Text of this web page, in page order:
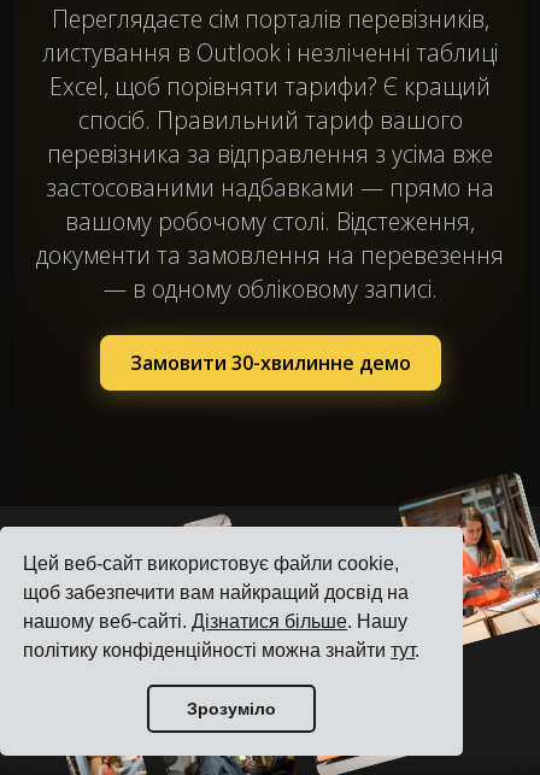
Цей веб-сайт використовує файли cookie,
щоб забезпечити вам найкращий досвід на
нашому веб-сайті.Дізнатися більше. Нашу
політику конфіденційності можна знайтитут.
Зрозуміло
Переглядаєте сім порталів перевізників,
листування в Outlook і незліченні таблиці
Excel, щоб порівняти тарифи? Є кращий
спосіб. Правильний тариф вашого
перевізника за відправлення з усіма вже
застосованими надбавками — прямо на
вашому робочому столі. Відстеження,
документи та замовлення на перевезення
— в одному обліковому записі.
Замовити 30-хвилинне демо